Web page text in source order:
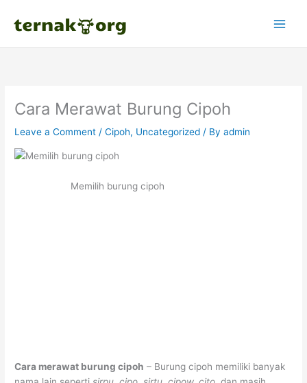
Cara Merawat Burung Cipoh
Leave a Comment /Cipoh, Uncategorized / Byadmin
Memilih burung cipoh
Cara merawat burung cipoh – Burung cipoh memiliki banyak